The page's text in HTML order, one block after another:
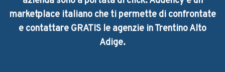
marketplace italiano che ti permette di confrontate
e contattare GRATIS le agenzie in Trentino Alto
Adige.